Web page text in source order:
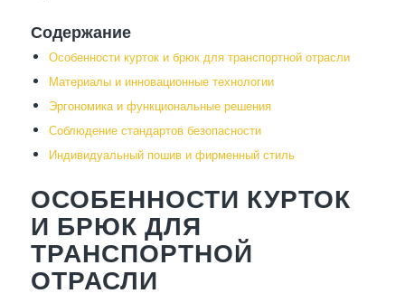
Содержание
Особенности курток и брюк для транспортной отрасли
Материалы и инновационные технологии
Эргономика и функциональные решения
Соблюдение стандартов безопасности
Индивидуальный пошив и фирменный стиль
ОСОБЕННОСТИ КУРТОК
И БРЮК ДЛЯ
ТРАНСПОРТНОЙ
ОТРАСЛИ